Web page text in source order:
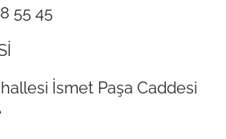
55 45
İsmet Paşa Caddesi